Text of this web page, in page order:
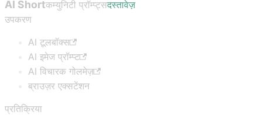
AI Shortकम्युनिटी प्रॉम्प्ट्सदस्तावेज़
उपकरण
AI टूलबॉक्स
AI इमेज प्रॉम्प्ट
AI विचारक गोलमेज़
ब्राउज़र एक्सटेंशन
प्रतिक्रिया